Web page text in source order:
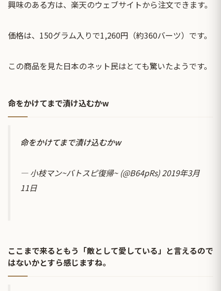
興味のある方は、楽天のウェブサイトから注文できます。
価格は、150グラム入りで1,260円（約360バーツ）です。
この商品を見た日本のネット民はとても驚いたようです。
命をかけてまで漬け込むかw
命をかけてまで漬け込むかw
— 小枝マン~バトスピ復帰~ (@B64pRs)2019年3月
11日
ここまで来るともう「敵として愛している」と言えるので
はないかとすら感じますね。